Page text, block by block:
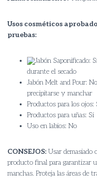
Usos cosméticos
pruebas:
Jabón Saponificado:
durante el secado
Jabón Melt and Pour:
precipitarse y manchar
Productos para los ojos:
Productos para uñas: Si
Uso en labios: No
CONSEJOS: Usar demasiado
producto final para garantizar
manchas. Proteja las áreas de